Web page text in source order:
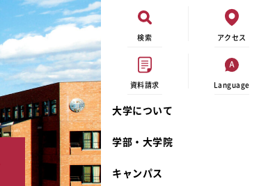
検索 アクセス
資料請求 Language
大学について
宮城学院 校歌
学部・大学院
キャンパス